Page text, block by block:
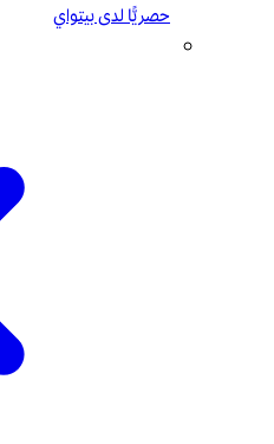
حصريًّا لدى بيتواي